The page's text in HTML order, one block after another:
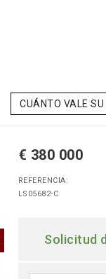
CUÁNTO VALE
€ 380 000
REFERENCIA:
LS05682-C
Solicitud